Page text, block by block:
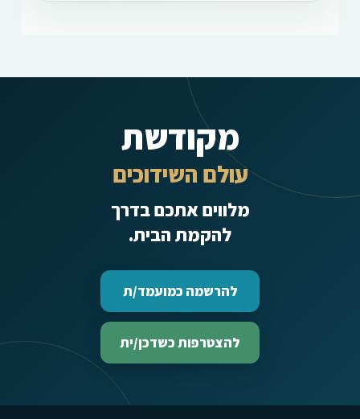
מקודשת
עולם השידוכים
מלווים אתכם בדרך
להקמת הבית.
להרשמה כמועמד/ת
להצטרפות כשדכן/ית